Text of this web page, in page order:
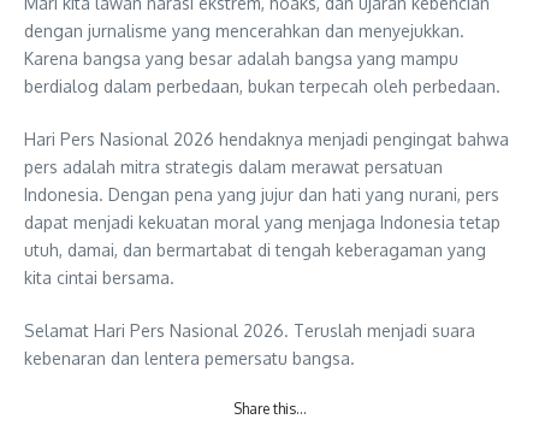
dengan jurnalisme yang mencerahkan dan menyejukkan.
Karena bangsa yang besar adalah bangsa yang mampu
berdialog dalam perbedaan, bukan terpecah oleh perbedaan.
Hari Pers Nasional 2026 hendaknya menjadi pengingat bahwa
pers adalah mitra strategis dalam merawat persatuan
Indonesia. Dengan pena yang jujur dan hati yang nurani, pers
dapat menjadi kekuatan moral yang menjaga Indonesia tetap
utuh, damai, dan bermartabat di tengah keberagaman yang
kita cintai bersama.
Selamat Hari Pers Nasional 2026. Teruslah menjadi suara
kebenaran dan lentera pemersatu bangsa.
Share this…